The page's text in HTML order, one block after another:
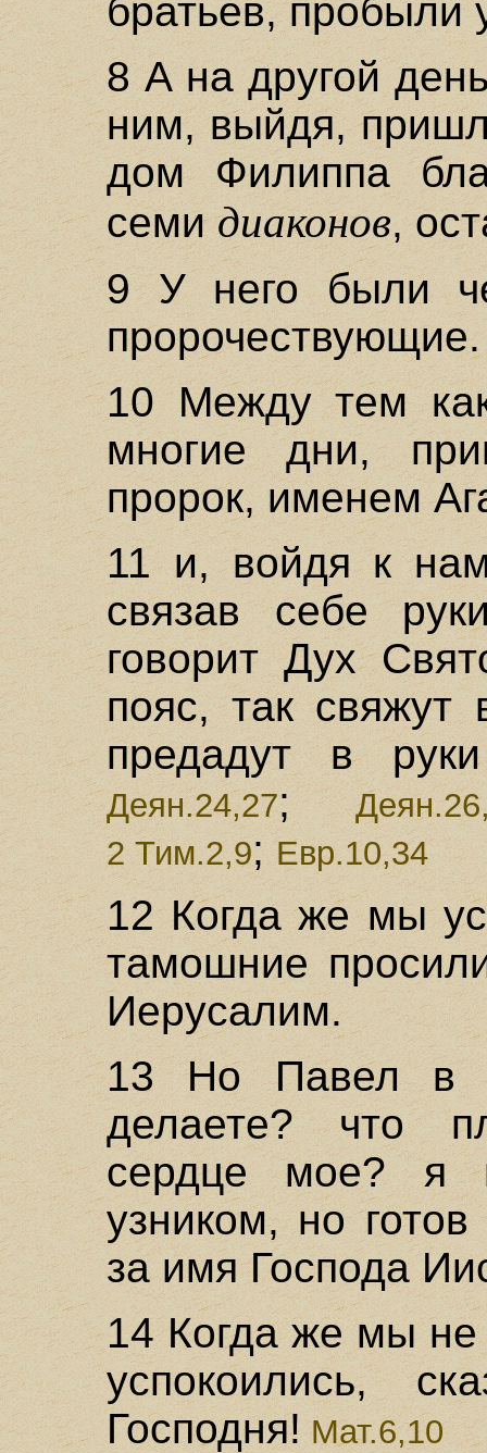
братьев, пробыли
8 А на другой
ним, выйдя,
дом Филиппа
семидиаконов,
9 У него были
пророчествующие.
10 Между тем
многие дни,
пророк, именем
11 и, войдя к
связав себе
говорит Дух
пояс, так
предадут в
Деян.24,27;
2 Тим.2,9;Евр.10,34
12 Когда же мы
тамошние
Иерусалим.
13 Но Павел в
делаете? что
сердце мое? я
узником, но
за имя Господа
14 Когда же мы не
успокоились,
Господня! Мат.6,10